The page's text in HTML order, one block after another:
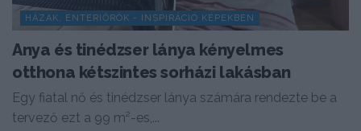
HÁZAK, ENTERIŐRÖK - INSPIRÁCIÓ KÉPEKBEN
Anya és tinédzser lánya kényelmes
otthona kétszintes sorházi lakásban
Egy fiatal nő és tinédzser lánya számára rendezte be a
tervező ezt a 99 m²-es,...